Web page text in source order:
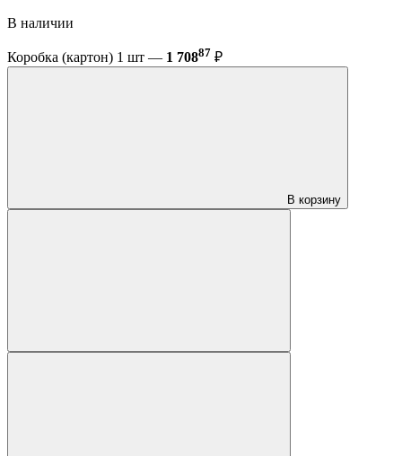
В наличии
Коробка (картон) 1 шт — 1 70887 ₽
В корзину